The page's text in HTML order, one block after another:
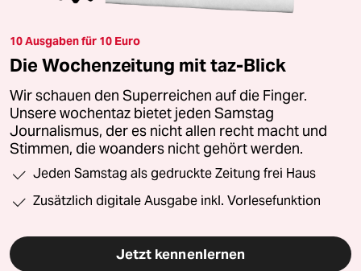
10 Ausgaben für 10 Euro
Die Wochenzeitung mit taz-Blick
Wir schauen den Superreichen auf die Finger.
Unsere wochentaz bietet jeden Samstag
Journalismus, der es nicht allen recht macht und
Stimmen, die woanders nicht gehört werden.
Jeden Samstag als gedruckte Zeitung frei Haus
Zusätzlich digitale Ausgabe inkl. Vorlesefunktion
Jetzt kennenlernen